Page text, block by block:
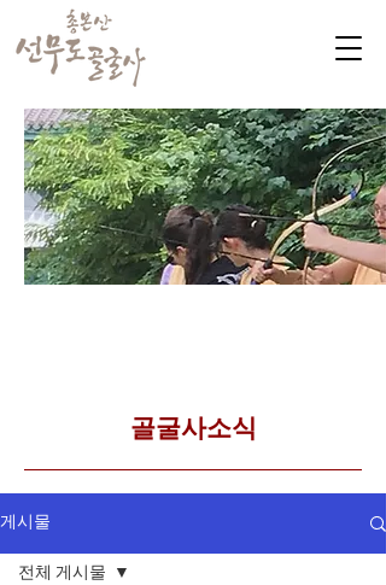
​골굴사소식
게시물
전체 게시물